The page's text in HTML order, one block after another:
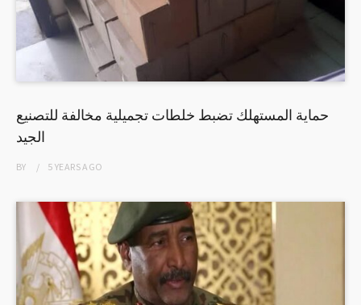
حماية المستهلك تضبط خلطات تجميلية مخالفة للتصنيع
الجيد
BY 5 YEARSAGO